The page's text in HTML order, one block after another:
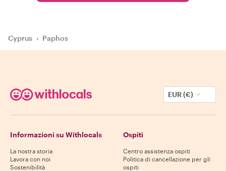
Cyprus › Paphos
EUR (€)
Informazioni su Withlocals
La nostra storia
Lavora con noi
Sostenibilità
Ospiti
Centro assistenza ospiti
Politica di cancellazione per gli
ospiti